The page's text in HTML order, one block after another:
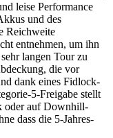
leise Performance
und des
Reichweite
entnehmen, um ihn
langen Tour zu
die vor
dank eines Fidlock-
5-Freigabe stellt
oder auf Downhill-
dass die 5-Jahres-